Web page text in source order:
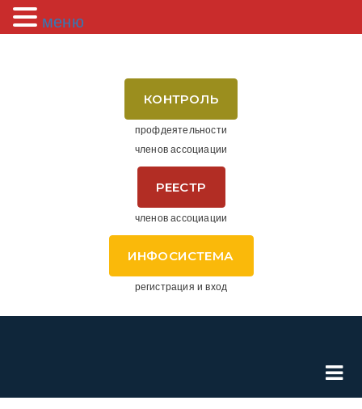
КОНТРОЛЬ
профдеятельности
членов ассоциации
РЕЕСТР
членов ассоциации
ИНФОСИСТЕМА
регистрация и вход
меню